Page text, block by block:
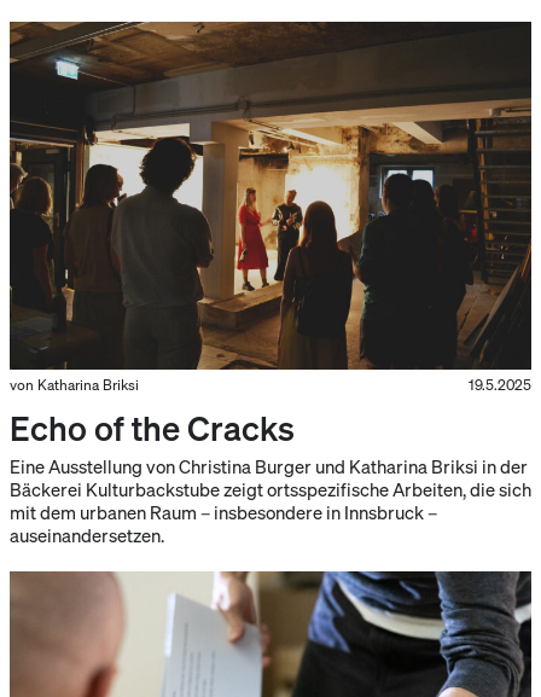
von Katharina Briksi 19.5.2025
Echo of the Cracks
Eine Ausstellung von Christina Burger und Katharina Briksi in der
Bäckerei Kulturbackstube zeigt ortsspezifische Arbeiten, die sich
mit dem urbanen Raum – insbesondere in Innsbruck –
auseinandersetzen.